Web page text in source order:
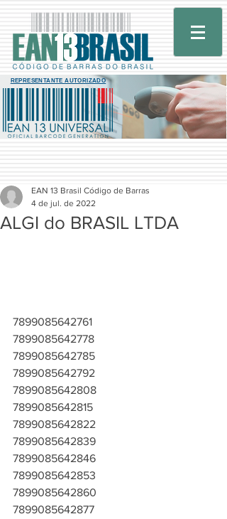
REPRESENTANTE AUTORIZADO
ALGI do BRASIL LTDA
EAN 13 Brasil Código de Barras
4 de jul. de 2022
7899085642761
7899085642778
7899085642785
7899085642792
7899085642808
7899085642815
7899085642822
7899085642839
7899085642846
7899085642853
7899085642860
7899085642877